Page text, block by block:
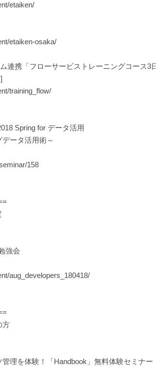
etaiken/
etaiken-osaka/
連携「フローサービストレーニングコース3
training_flow/
Spring for データ活用
ータ活用術～
158
強会
aug_developers_180418/
方
理を体験！「Handbook」無料体験セミナー